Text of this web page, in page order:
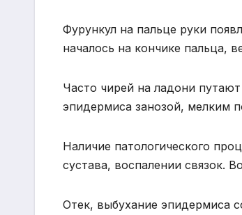
Фурункул на пальце руки
началось на кончике пальца,
Часто чирей на ладони
эпидермиса занозой, мелким
Наличие патологического
сустава, воспалении связок.
Отек, выбухание эпидермиса